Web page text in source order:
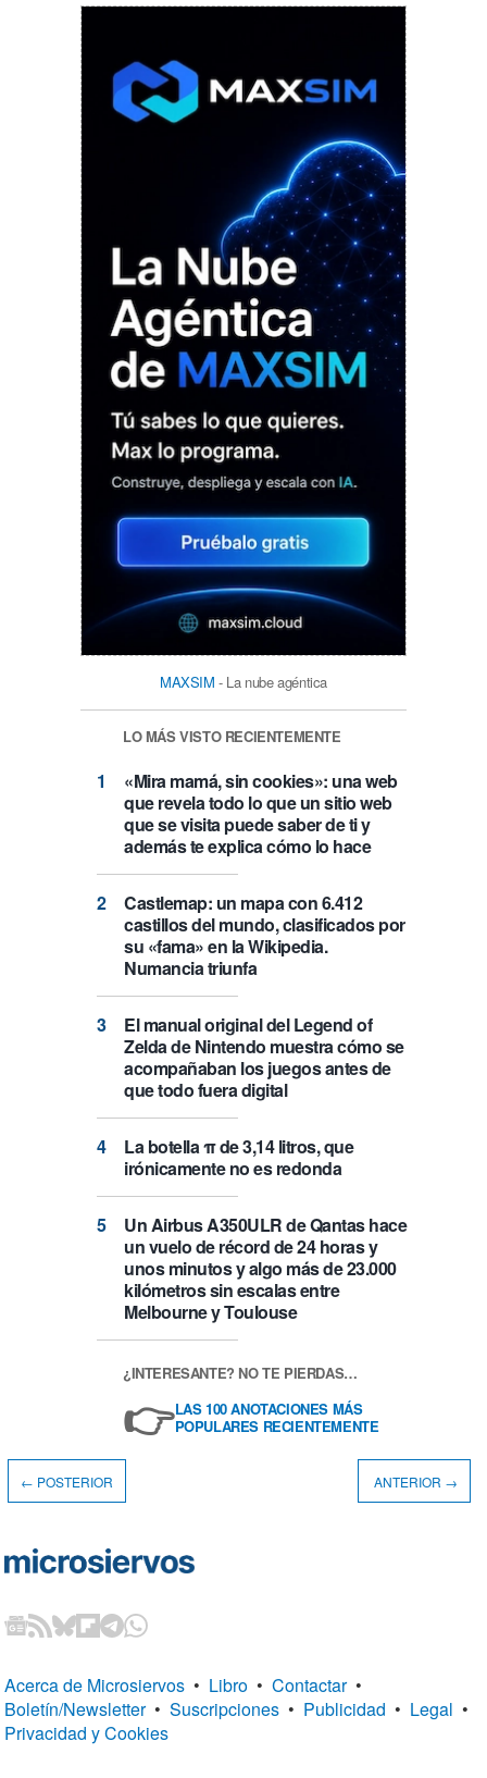
MAXSIM - La nube agéntica
LO MÁS VISTO RECIENTEMENTE
«Mira mamá, sin cookies»: una web
que revela todo lo que un sitio web
que se visita puede saber de ti y
además te explica cómo lo hace
Castlemap: un mapa con 6.412
castillos del mundo, clasificados por
su «fama» en la Wikipedia.
Numancia triunfa
El manual original del Legend of
Zelda de Nintendo muestra cómo se
acompañaban los juegos antes de
que todo fuera digital
La botella π de 3,14 litros, que
irónicamente no es redonda
Un Airbus A350ULR de Qantas hace
un vuelo de récord de 24 horas y
unos minutos y algo más de 23.000
kilómetros sin escalas entre
Melbourne y Toulouse
¿INTERESANTE? NO TE PIERDAS…
👉LAS 100 ANOTACIONES MÁS
POPULARES RECIENTEMENTE
← POSTERIOR ANTERIOR →
Acerca de Microsiervos • Libro • Contactar •
Boletín/Newsletter • Suscripciones • Publicidad • Legal •
Privacidad y Cookies